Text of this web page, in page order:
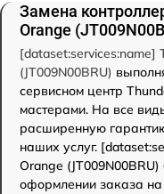
Замена
Orange
[dataset:services:name]
(JT009N00BRU)
сервисном центр
мастерами. На все
расширенную
наших услуг.
Orange
оформлении заказа